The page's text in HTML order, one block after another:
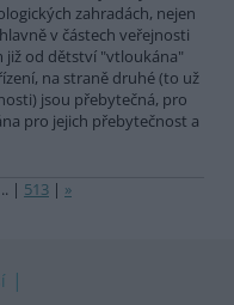
zahradách, nejen
v částech veřejnosti
již od dětství "vtloukána"
na straně druhé (to už
jsou přebytečná, pro
pro jejich přebytečnost a
.. | 513 | »